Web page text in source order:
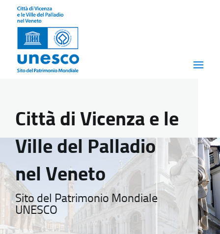
Città di Vicenza e le
Ville del Palladio
nel Veneto
Sito del Patrimonio Mondiale
UNESCO